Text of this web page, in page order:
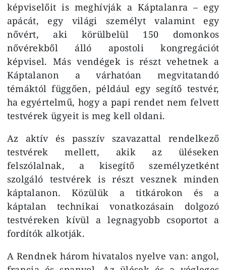
képviselőit is meghívják a Káptalanra – egy
apácát, egy világi személyt valamint egy
nővért, aki körülbelül 150 domonkos
nővérekből álló apostoli kongregációt
képvisel. Más vendégek is részt vehetnek a
Káptalanon a várhatóan megvitatandó
témáktól függően, például egy segítő testvér,
ha egyértelmű, hogy a papi rendet nem felvett
testvérek ügyeit is meg kell oldani.
Az aktív és passzív szavazattal rendelkező
testvérek mellett, akik az üléseken
felszólalnak, a kisegítő személyzetként
szolgáló testvérek is részt vesznek minden
káptalanon. Közülük a titkárokon és a
káptalan technikai vonatkozásain dolgozó
testvéreken kívül a legnagyobb csoportot a
fordítók alkotják.
A Rendnek három hivatalos nyelve van: angol,